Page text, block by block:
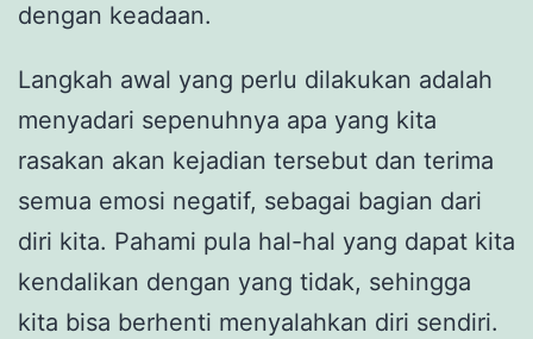
dengan keadaan.
Langkah awal yang perlu dilakukan adalah
menyadari sepenuhnya apa yang kita
rasakan akan kejadian tersebut dan terima
semua emosi negatif, sebagai bagian dari
diri kita. Pahami pula hal-hal yang dapat kita
kendalikan dengan yang tidak, sehingga
kita bisa berhenti menyalahkan diri sendiri.